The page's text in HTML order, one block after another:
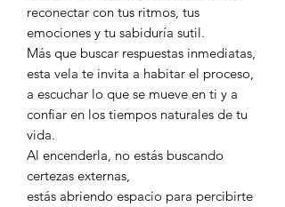
reconectar con tus ritmos, tus
emociones y tu sabiduría sutil.
Más que buscar respuestas inmediatas,
esta vela te invita a habitar el proceso,
a escuchar lo que se mueve en ti y a
confiar en los tiempos naturales de tu
vida.
Al encenderla, no estás buscando
certezas externas,
estás abriendo espacio para percibirte